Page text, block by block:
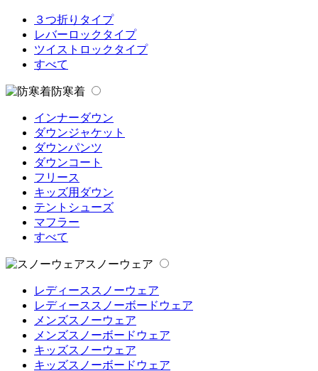
３つ折りタイプ
レバーロックタイプ
ツイストロックタイプ
すべて
防寒着
インナーダウン
ダウンジャケット
ダウンパンツ
ダウンコート
フリース
キッズ用ダウン
テントシューズ
マフラー
すべて
スノーウェア
レディーススノーウェア
レディーススノーボードウェア
メンズスノーウェア
メンズスノーボードウェア
キッズスノーウェア
キッズスノーボードウェア